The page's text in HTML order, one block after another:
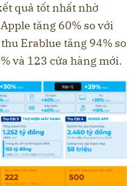
quả tốt nhất nhờ
tăng 60% so với
Erablue tăng 94% so
và 123 cửa hàng mới.